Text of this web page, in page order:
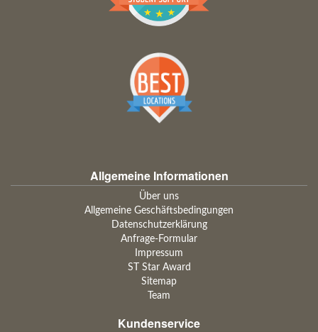
Allgemeine Informationen
Über uns
Allgemeine Geschäftsbedingungen
Datenschutzerklärung
Anfrage-Formular
Impressum
ST Star Award
Sitemap
Team
Kundenservice